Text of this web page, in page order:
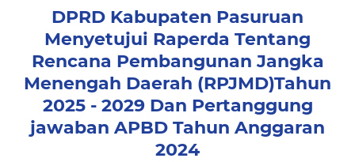
DPRD Kabupaten Pasuruan
Menyetujui Raperda Tentang
Rencana Pembangunan Jangka
Menengah Daerah (RPJMD)Tahun
2025 - 2029 Dan Pertanggung
jawaban APBD Tahun Anggaran
2024